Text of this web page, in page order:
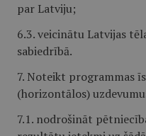
par Latviju;
6.3. veicinātu Latvijas
sabiedrībā.
7. Noteikt programmas
(horizontālos)
7.1. nodrošināt